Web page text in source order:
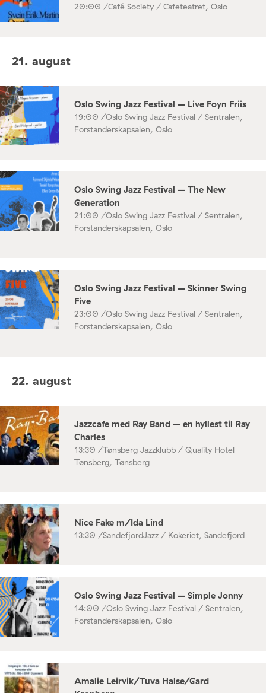
20:00 /Café Society / Cafeteatret, Oslo
21. august
Oslo Swing Jazz Festival – Live Foyn Friis
19:00 /Oslo Swing Jazz Festival / Sentralen,
Forstanderskapsalen, Oslo
Oslo Swing Jazz Festival – The New
Generation
21:00 /Oslo Swing Jazz Festival / Sentralen,
Forstanderskapsalen, Oslo
Oslo Swing Jazz Festival – Skinner Swing
Five
23:00 /Oslo Swing Jazz Festival / Sentralen,
Forstanderskapsalen, Oslo
22. august
Jazzcafe med Ray Band – en hyllest til Ray
Charles
13:30 /Tønsberg Jazzklubb / Quality Hotel
Tønsberg, Tønsberg
Nice Fake m/Ida Lind
13:30 /SandefjordJazz / Kokeriet, Sandefjord
Oslo Swing Jazz Festival – Simple Jonny
14:00 /Oslo Swing Jazz Festival / Sentralen,
Forstanderskapsalen, Oslo
Amalie Leirvik/Tuva Halse/Gard